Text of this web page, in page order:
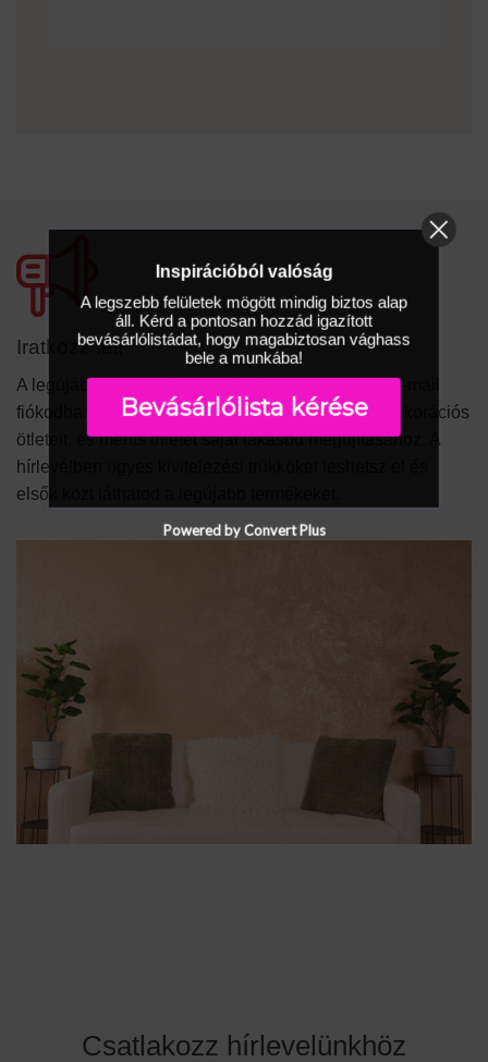
Iratkozz fel!
A legújabb trendek és inspirációk közvetlenül az e-mail
fiókodba. Ismerd meg szakértőink szobafestési, dekorációs
ötleteit, és meríts ihletet saját lakásod megújításához. A
hírlevélben ügyes kivitelezési trükköket leshetsz el és
elsők közt láthatod a legújabb termékeket.
Csatlakozz hírlevelünkhöz
Inspirációból valóság
A legszebb felületek mögött mindig biztos alap
áll. Kérd a pontosan hozzád igazított
bevásárlólistádat, hogy magabiztosan vághass
bele a munkába!
Bevásárlólista kérése
Powered by Convert Plus